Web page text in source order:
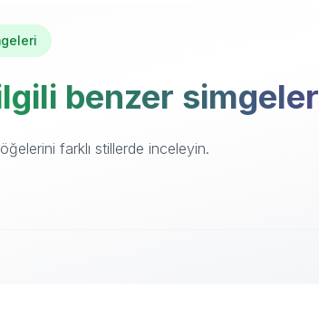
benzer simgeler
farklı stillerde inceleyin.